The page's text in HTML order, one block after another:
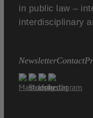
in public law –
interdisciplinary
NewsletterContact